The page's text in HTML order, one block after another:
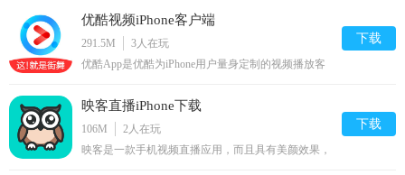
款软件全面支持制片人，出品人，监制，导演，编
剧，演员，经纪人等所有相关人员使用。
优酷视频iPhone客户端
291.5M 3人在玩
优酷App是优酷为iPhone用户量身定制的视频播放客
权视频内容,包括海量的高清电视剧、电影、综艺、
动漫、热点资讯等视频。支持在线播放、全屏播放、
离线观看、视频搜索、视频上传等功能,为用户提供
了便捷流畅的客户端视频播放体验。
下载
映客直播iPhone下载
106M 2人在玩
映客是一款手机视频直播应用，而且具有美颜效果，
下载